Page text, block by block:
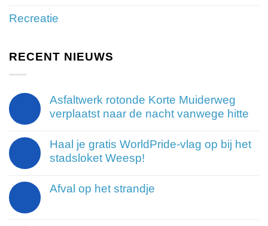
Recreatie
RECENT NIEUWS
Asfaltwerk rotonde Korte Muiderweg
verplaatst naar de nacht vanwege hitte
Haal je gratis WorldPride-vlag op bij het
stadsloket Weesp!
Afval op het strandje